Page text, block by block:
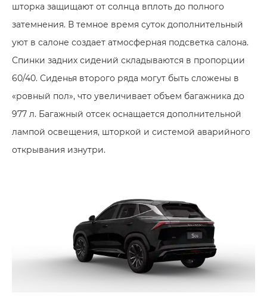
шторка защищают от солнца вплоть до полного
затемнения. В темное время суток дополнительный
уют в салоне создает атмосферная подсветка салона.
Спинки задних сидений складываются в пропорции
60/40. Сиденья второго ряда могут быть сложены в
«ровный пол», что увеличивает объем багажника до
977 л. Багажный отсек оснащается дополнительной
лампой освещения, шторкой и системой аварийного
открывания изнутри.